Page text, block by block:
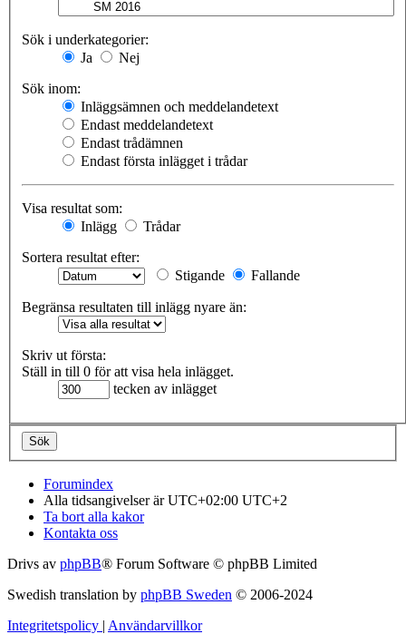
Sök i underkategorier:
Ja
Nej
Sök inom:
Inläggsämnen och meddelandetext
Endast meddelandetext
Endast trådämnen
Endast första inlägget i trådar
Visa resultat som:
Inlägg
Trådar
Sortera resultat efter:
Stigande
Fallande
Begränsa resultaten till inlägg nyare än:
Skriv ut första:
Ställ in till 0 för att visa hela inlägget.
tecken av inlägget
Forumindex
Alla tidsangivelser är UTC+02:00 UTC+2
Ta bort alla kakor
Kontakta oss
Drivs av phpBB® Forum Software © phpBB Limited
Swedish translation by phpBB Sweden © 2006-2024
Integritetspolicy | Användarvillkor